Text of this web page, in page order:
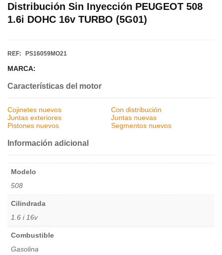
Distribución Sin Inyección PEUGEOT 508
1.6i DOHC 16v TURBO (5G01)
REF: PS16059MO21
MARCA:
Características del motor
Cojinetes nuevos
Con distribución
Juntas exteriores
Juntas nuevas
Pistones nuevos
Segmentos nuevos
Información adicional
Modelo
508
Cilindrada
1.6 i 16v
Combustible
Gasolina